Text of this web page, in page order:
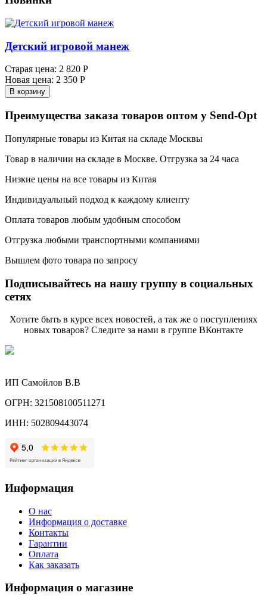
Детский игровой манеж
Старая цена: 2 820 Р
Новая цена: 2 350 Р
В корзину
Преимущества заказа товаров оптом у Send-Opt
Популярные товары из Китая на складе Москвы
Товар в наличии на складе в Москве. Отгрузка за 24 часа
Низкие цены на все товары из Китая
Индивидуальный подход к каждому клиенту
Оплата товаров любым удобным способом
Отгрузка любыми транспортными компаниями
Вышлем фото товара по запросу
Подписывайтесь на нашу группу в социальных
сетях
Хотите быть в курсе всех новостей, а так же о поступлениях
новых товаров? Следите за нами в группе ВКонтакте
ИП Самойлов В.В
ОГРН: 321508100511271
ИНН: 502809443074
Информация
О нас
Информация о доставке
Контакты
Гарантии
Оплата
Как заказать
Информация о магазине